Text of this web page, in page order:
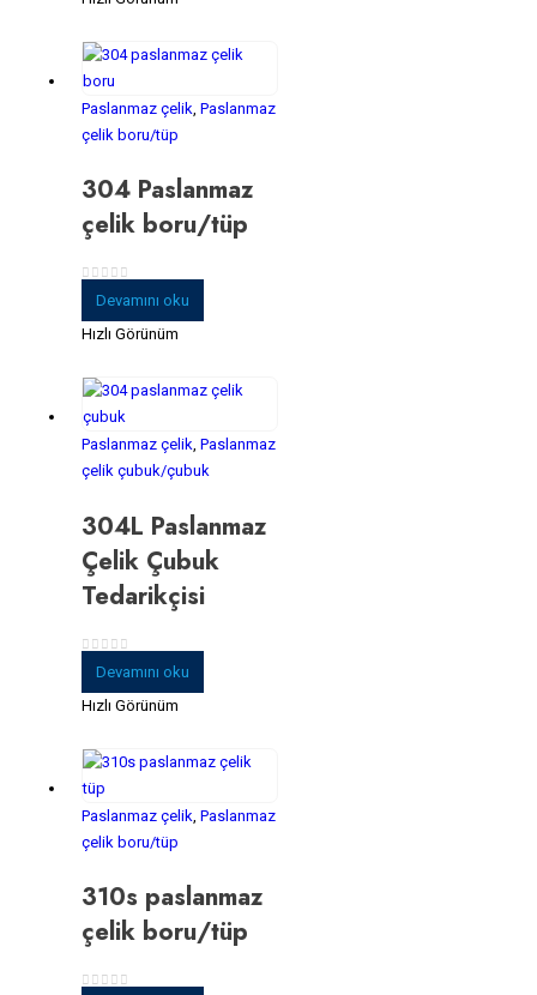
Paslanmaz çelik, Paslanmaz
çelik boru/tüp
304 Paslanmaz
çelik boru/tüp
5 üzerinden
Devamını oku
Hızlı Görünüm
Paslanmaz çelik, Paslanmaz
çelik çubuk/çubuk
304L Paslanmaz
Çelik Çubuk
Tedarikçisi
5 üzerinden
Devamını oku
Hızlı Görünüm
Paslanmaz çelik Paslanmaz
çelik boru/tüp
310s paslanmaz
çelik boru/tüp